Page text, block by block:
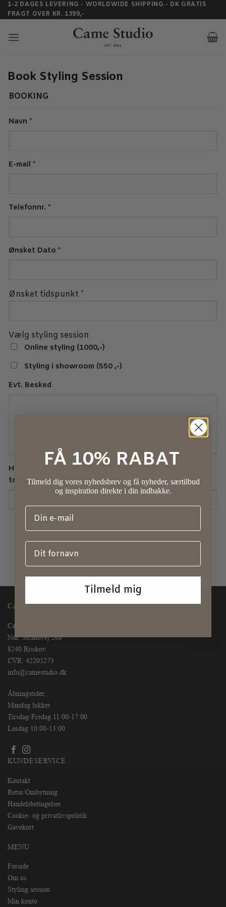
Fortsæt
til
indhold
1-2 DAGES LEVERING - WORLDWIDE SHIPPING - DK GRATIS
FRAGT OVER KR. 1399,-
Book Styling Session
BOOKING
Navn *
E-mail *
Telefonnr. *
Ønsket Dato *
Ønsket tidspunkt *
Vælg styling session
Online styling (1000,-)
Styling i showroom (550 ,-)
Evt. Besked
Hvis du er et menneske, skal du lade dette felt være
tomt.
SEND
CAME STUDIO
Came Studio ApS
Ndr. Strandvej 26a
8240 Risskov
CVR: 42205273
info@camestudio.dk
Åbningstider:
Mandag lukket
Tirsdag-Fredag 11:00-17:00
Lørdag 10:00-13:00
KUNDESERVICE
Kontakt
Retur/Ombytning
Handelsbetingelser
Cookie- og privatlivspolitik
Gavekort
MENU
Forside
Om os
Styling session
Min konto
FÅ 10% RABAT
Tilmeld dig vores nyhedsbrev og få nyheder, særtilbud
og inspiration direkte i din indbakke.
Tilmeld mig